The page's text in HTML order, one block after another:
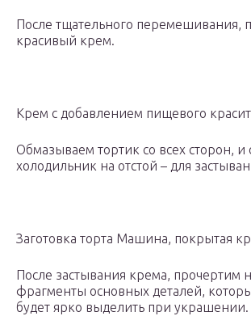
После тщательного перемешивания,
красивый крем.
Крем с добавлением пищевого
Обмазываем тортик со всех сторон, и
холодильник на отстой – для
Заготовка торта Машина, покрытая
После застывания крема, прочертим
фрагменты основных деталей,
будет ярко выделить при украшении.